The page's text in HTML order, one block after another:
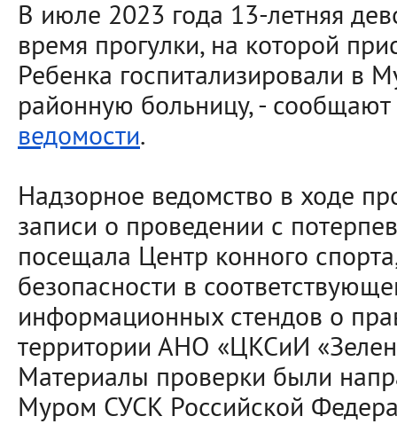
В июле 2023 года 13-летняя
время прогулки, на которой
Ребенка госпитализировали в
районную больницу, - сообщают
ведомости.
Надзорное ведомство в ходе
записи о проведении с
посещала Центр конного
безопасности в
информационных стендов о
территории АНО «ЦКСиИ
Материалы проверки были
Муром СУСК Российской